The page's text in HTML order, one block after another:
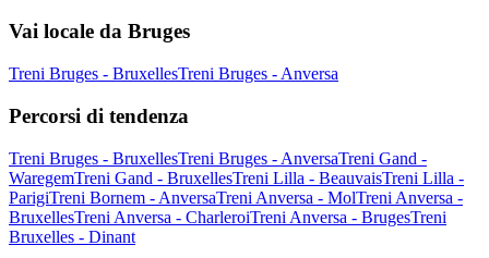
Vai locale da Bruges
Treni Bruges - BruxellesTreni Bruges - Anversa
Percorsi di tendenza
Treni Bruges - BruxellesTreni Bruges - AnversaTreni Gand -
WaregemTreni Gand - BruxellesTreni Lilla - BeauvaisTreni Lilla -
ParigiTreni Bornem - AnversaTreni Anversa - MolTreni Anversa -
BruxellesTreni Anversa - CharleroiTreni Anversa - BrugesTreni
Bruxelles - Dinant